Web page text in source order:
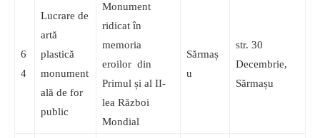
6
4
Lucrare de
artă
plastică
monument
ală de for
public
Monument
ridicat în
memoria
eroilor din
Primul și al II-
lea Război
Mondial
Sărmaș
u
str. 30
Decembrie,
Sărmașu